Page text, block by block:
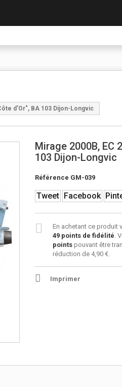
d'Or", BA 103 Dijon-Longvic
Mirage 2000B, EC
103 Dijon-Longvic
Référence GM-039
Tweet Facebook
En achetant ce produit
49points de fidélité.
pointspouvant être
réduction de 4,90 €.
Imprimer